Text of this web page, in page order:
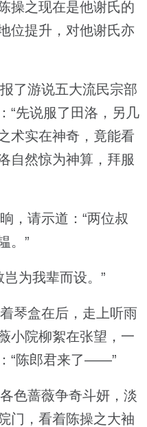
操之现在是他谢氏的
位提升，对他谢氏亦
了游说五大流民宗部
“先说服了田洛，另几
术实在神奇，竟能看
自然惊为神算，拜服
，请示道：“两位叔
。”
为我辈而设。”
琴盒在后，走上听雨
小院柳絮在张望，一
“陈郎君来了——”
色蔷薇争奇斗妍，淡
门，看着陈操之大袖